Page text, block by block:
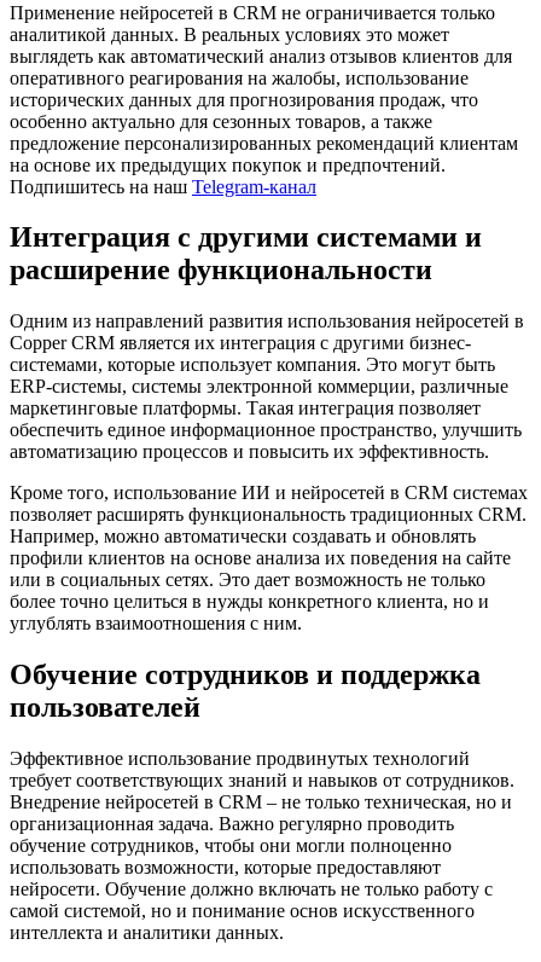
Применение нейросетей в CRM не ограничивается только
аналитикой данных. В реальных условиях это может
выглядеть как автоматический анализ отзывов клиентов для
оперативного реагирования на жалобы, использование
исторических данных для прогнозирования продаж, что
особенно актуально для сезонных товаров, а также
предложение персонализированных рекомендаций клиентам
на основе их предыдущих покупок и предпочтений.
Подпишитесь на наш Telegram-канал
Интеграция с другими системами и
расширение функциональности
Одним из направлений развития использования нейросетей в
Copper CRM является их интеграция с другими бизнес-
системами, которые использует компания. Это могут быть
ERP-системы, системы электронной коммерции, различные
маркетинговые платформы. Такая интеграция позволяет
обеспечить единое информационное пространство, улучшить
автоматизацию процессов и повысить их эффективность.
Кроме того, использование ИИ и нейросетей в CRM системах
позволяет расширять функциональность традиционных CRM.
Например, можно автоматически создавать и обновлять
профили клиентов на основе анализа их поведения на сайте
или в социальных сетях. Это дает возможность не только
более точно целиться в нужды конкретного клиента, но и
углублять взаимоотношения с ним.
Обучение сотрудников и поддержка
пользователей
Эффективное использование продвинутых технологий
требует соответствующих знаний и навыков от сотрудников.
Внедрение нейросетей в CRM – не только техническая, но и
организационная задача. Важно регулярно проводить
обучение сотрудников, чтобы они могли полноценно
использовать возможности, которые предоставляют
нейросети. Обучение должно включать не только работу с
самой системой, но и понимание основ искусственного
интеллекта и аналитики данных.